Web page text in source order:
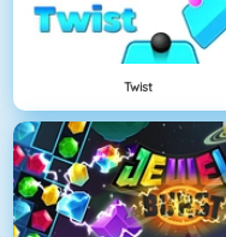
Twist